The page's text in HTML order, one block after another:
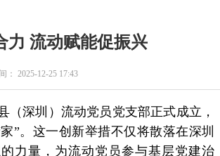
力 流动赋能促振兴
2025-12-25 17:43
（深圳）流动党员党支部正式成立，
”。这一创新举措不仅将散落在深圳
力量，为流动党员参与基层党建治